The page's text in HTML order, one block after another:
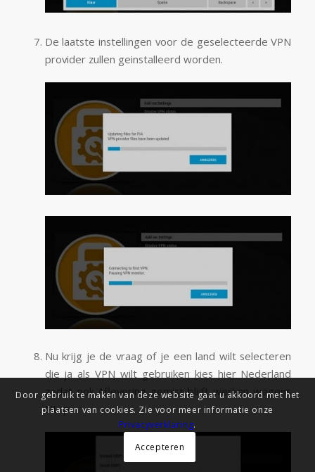
De laatste instellingen voor de geselecteerde VPN
provider zullen geinstalleerd worden.
Nu krijg je de vraag of je een land wilt selecteren
die ja als VPN wilt gebruiken kies hier Nederland
zodat ook Aflevering gemist blijft werken wegens
NL ip.
Door gebruik te maken van deze website gaat u akkoord met het
plaatsen van cookies. Zie voor meer informatie onze
Privacyverklaring.
Accepteren